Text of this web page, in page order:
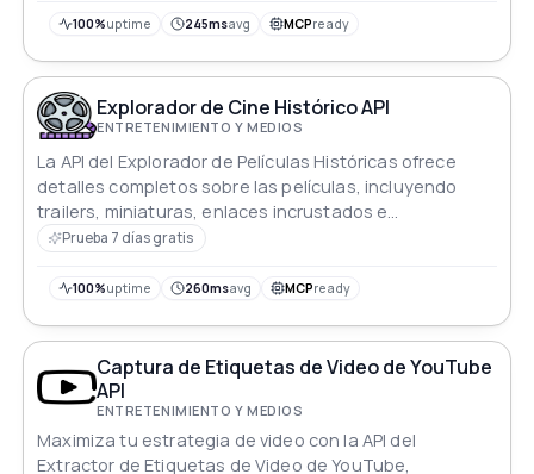
100%uptime 245msavg MCPready
Explorador de Cine Histórico API
ENTRETENIMIENTO Y MEDIOS
La API del Explorador de Películas Históricas ofrece
detalles completos sobre las películas, incluyendo
trailers, miniaturas, enlaces incrustados e
identificadores de YouTube para los títulos más
Prueba 7 días gratis
100%uptime 260msavg MCPready
Captura de Etiquetas de Video de YouTube
API
ENTRETENIMIENTO Y MEDIOS
Maximiza tu estrategia de video con la API del
Extractor de Etiquetas de Video de YouTube,